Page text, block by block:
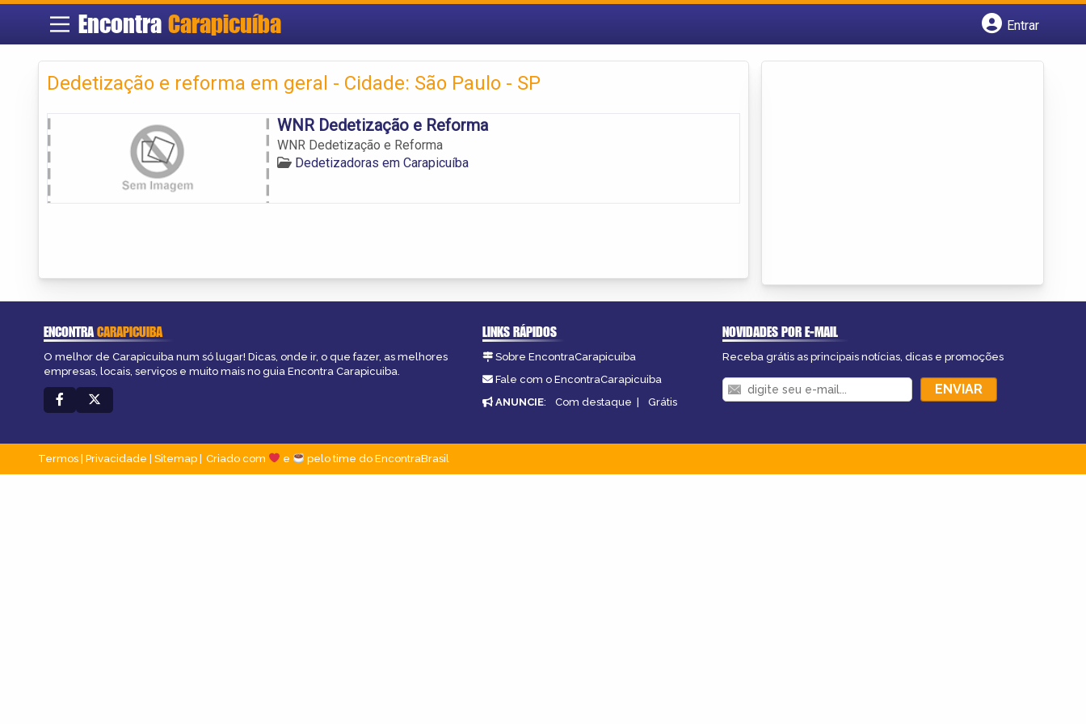
EncontraCarapicuíba
Entrar
Dedetização e reforma em geral - Cidade: São Paulo - SP
WNR Dedetização e Reforma
WNR Dedetização e Reforma
Dedetizadoras em Carapicuíba
ENCONTRACARAPICUIBA
O melhor de Carapicuiba num só lugar! Dicas, onde ir, o que fazer, as melhores
empresas, locais, serviços e muito mais no guia Encontra Carapicuiba.
LINKS RÁPIDOS
Sobre EncontraCarapicuiba
Fale com o EncontraCarapicuiba
ANUNCIE: Com destaque | Grátis
NOVIDADES POR E-MAIL
Receba grátis as principais notícias, dicas e promoções
Termos Privacidade Sitemap Criado com e pelo time do EncontraBrasil